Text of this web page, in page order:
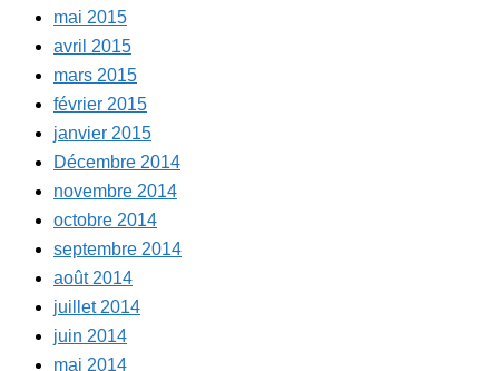
mai 2015
avril 2015
mars 2015
février 2015
janvier 2015
Décembre 2014
novembre 2014
octobre 2014
septembre 2014
août 2014
juillet 2014
juin 2014
mai 2014